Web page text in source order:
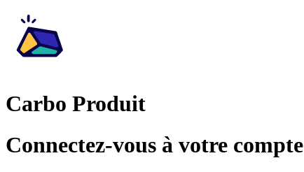
Carbo Produit
Connectez-vous à votre compte